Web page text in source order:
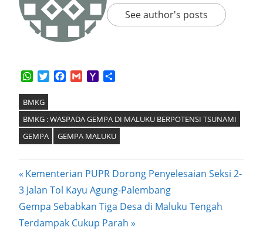
See author's posts
WhatsApp
TwitterFacebook
GmailYahoo
BMKG
BMKG : WASPADA GEMPA DI MALUKU BERPOTENSI TSUNAMI
GEMPA
GEMPA MALUKU
Post
navigation
Previous
Post:
Kementerian PUPR Dorong Penyelesaian Seksi 2-
3 Jalan Tol Kayu Agung-Palembang
Next
Post:
Gempa Sebabkan Tiga Desa di Maluku Tengah
Terdampak Cukup Parah